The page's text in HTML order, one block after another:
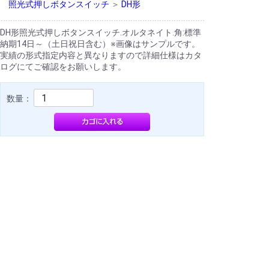
照光式押しボタンスイッチ ＞ DH形
DH形照光式押しボタンスイッチ.オルタネイト.角:標準
納期14日～（土日祝日含む）※画像はサンプルです。
実績の形式指定内容と異なりますので詳細仕様はカタ
ログにてご確認をお願いします。
数量：